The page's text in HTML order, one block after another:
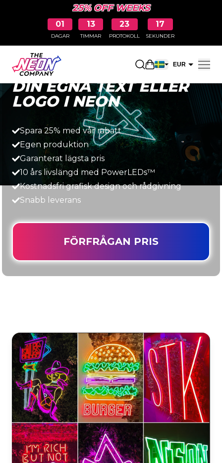
25% OFF WEEKS
01
DAGAR
13
TIMMAR
23
PROTOKOLL
16
SEKUNDER
ÖppnaEUR
Snabbt, enkelt och prisvärt
DIN EGNA TEXT ELLER
LOGO I NEON
Spara 25% med vår rabatt
Egen produktion
Garanterat lägsta pris
10 års livslängd med PowerLEDs™
Kostnadsfri grafisk design och rådgivning
Snabb leverans
FÖRFRÅGAN PRIS